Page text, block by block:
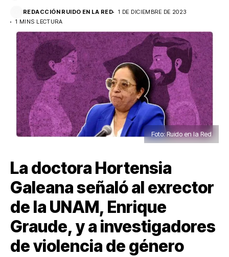
REDACCIÓN RUIDO EN LA RED
1 DE DICIEMBRE DE 2023
1 MINS LECTURA
Foto: Ruido en la Red
La doctora Hortensia
Galeana señaló al exrector
de la UNAM, Enrique
Graude, y a investigadores
de violencia de género